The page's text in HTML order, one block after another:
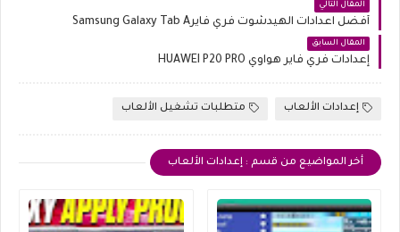
المقال التالي
أفضل اعدادات الهيدشوت فري فايرSamsung Galaxy Tab A
المقال السابق
إعدادات فري فاير هواوي HUAWEI P20 PRO
إعدادات الألعاب متطلبات تشغيل الألعاب
أخر المواضيع من قسم : إعدادات الألعاب